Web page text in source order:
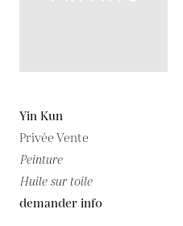
Yin Kun
Privée Vente
Peinture
Huile sur toile
demander info